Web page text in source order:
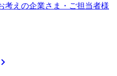
考えの企業さま・ご担当者様
